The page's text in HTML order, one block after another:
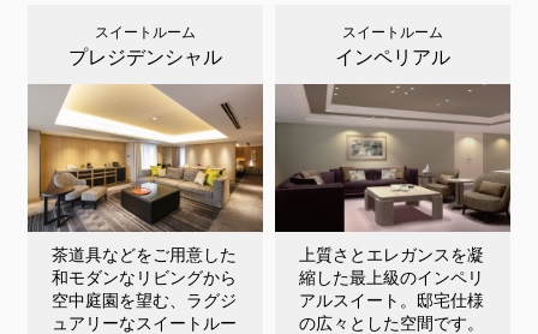
スイートルーム
プレジデンシャル
茶道具などをご用意した
和モダンなリビングから
空中庭園を望む、ラグジ
ュアリーなスイートルー
スイートルーム
インペリアル
上質さとエレガンスを凝
縮した最上級のインペリ
アルスイート。邸宅仕様
の広々とした空間です。